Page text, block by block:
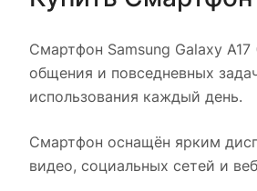
Смартфон Samsung Galaxy A17
общения и повседневных
использования каждый день.
Смартфон оснащён ярким
видео, социальных сетей и